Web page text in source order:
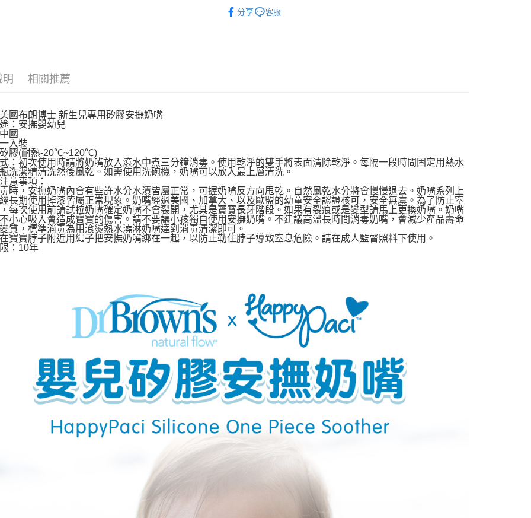
３．收到繳費通知簡訊後14天內，點擊此簡訊中的連結，可透過四大超商
https://aftee.tw/terms/#terms3
３．未成年的使用者請事先徵得法定代理人或監護人之同意方可使用
「AFTEE先享後付」，若未經同意申辦者引起之損失，本公司不負相關責
任。
４．使用「AFTEE先享後付」時，將依據個別帳號之用戶狀況，依本公司
即時審查核予不同之上限額度；若仍有額度不足之情形，本公司將視審查
結果請求用戶進行身份認證。
５．嚴禁一人註冊多個帳號或使用他人資訊註冊。若發現惡意使用之情
付款後全家取貨
離島宅配
每筆NT$150，滿NT$890(含以上)免運費
分享
客服
明 相關推薦
國布朗博士 新生兒專用矽膠安撫奶嘴
：安撫嬰幼兒
國
入裝
膠(耐熱-20℃~120℃)
：初次使用時請將奶嘴放入滾水中煮三分鐘消毒。使用乾淨的雙手將表面清除乾淨。每隔一段時間固定用熱水
洗潔精清洗然後風乾。如需使用洗碗機，奶嘴可以放入最上層清洗。
意事項：
時，安撫奶嘴內會有些許水分水漬皆屬正常，可握奶嘴反方向甩乾。自然風乾水分將會慢慢退去。奶嘴系列上
長期使用掉漆皆屬正常現象。奶嘴經過美國、加拿大、以及歐盟的幼童安全認證核可，安全無虞。為了防止窒
每次使用前請試拉奶嘴確定奶嘴不會裂開，尤其是寶寶長牙階段。如果有裂痕或是變型請馬上更換奶嘴。奶嘴
小心吸入會造成寶寶的傷害。請不要讓小孩獨自使用安撫奶嘴。不建議高溫長時間消毒奶嘴，會減少產品壽命
質，標準消毒為用滾燙熱水澆淋奶嘴達到消毒清潔即可。
寶寶脖子附近用繩子把安撫奶嘴綁在一起，以防止勒住脖子導致窒息危險。請在成人監督照料下使用。
：10年